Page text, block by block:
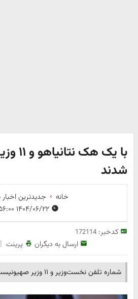
با یک
شدند
خانه
جدیدترین
کدخبر:172114
ارسال به دیگران پرینت |
شماره تلفن نخست‌وزیر و ۱۱ وزیر صهیونیست هک شد +سند